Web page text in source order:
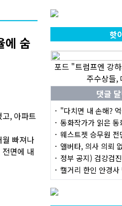
에 숨
, 아파트
빠져나
면에 내
핫
포드 "트럼프엔 강
주수상들,
댓글
"다치면 내 손해?
동화작가가 읽은
웨스트젯 승무원 전
앨버타, 의사 의뢰
정부 공지) 검강검
캘거리 한인 안경사